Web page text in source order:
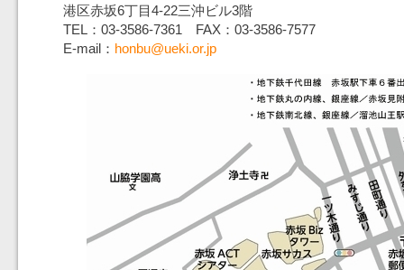
港区赤坂6丁目4-22三沖ビル3階
TEL：03-3586-7361 FAX：03-3586-7577
E-mail： honbu@ueki.or.jp